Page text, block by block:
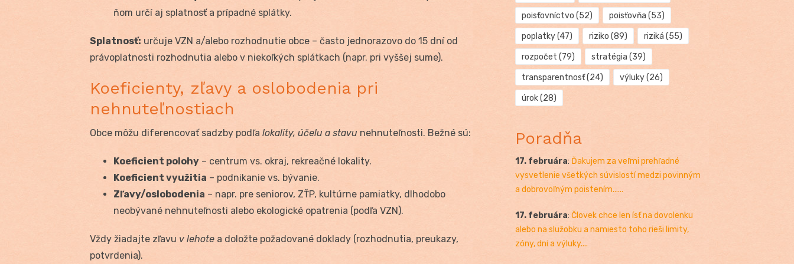
ňom určí aj splatnosť a prípadné splátky.
Splatnosť: určuje VZN a/alebo rozhodnutie obce – často jednorazovo do 15 dní od
právoplatnosti rozhodnutia alebo v niekoľkých splátkach (napr. pri vyššej sume).
Koeficienty, zľavy a oslobodenia pri
nehnuteľnostiach
Obce môžu diferencovať sadzby podľa lokality, účelu a stavu nehnuteľnosti. Bežné sú:
Koeficient polohy – centrum vs. okraj, rekreačné lokality.
Koeficient využitia – podnikanie vs. bývanie.
Zľavy/oslobodenia – napr. pre seniorov, ZŤP, kultúrne pamiatky, dlhodobo
neobývané nehnuteľnosti alebo ekologické opatrenia (podľa VZN).
Vždy žiadajte zľavu v lehote a doložte požadované doklady (rozhodnutia, preukazy,
potvrdenia).
poisťovníctvo (52) poisťovňa (53)
poplatky(47) riziko (89) riziká (55)
rozpočet (79) stratégia (39)
transparentnosť(24) výluky(26)
úrok(28)
Poradňa
17. februára: Ďakujem za veľmi prehľadné
vysvetlenie všetkých súvislostí medzi povinným
a dobrovoľným poistením......
17. februára: Človek chce len ísť na dovolenku
alebo na služobku a namiesto toho rieši limity,
zóny, dni a výluky....